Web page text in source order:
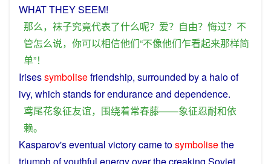
WHATTHEYSEEM!
那么， 袜子究竟代表了什么呢？ 爱？ 自由？ 悔过？ 不
管怎么说， 你可以相信他们“不像他们乍看起来那样简
单”！
Irisessymbolisefriendship, surrounded by a halo of
ivy, which standsforenduranceand dependence.
鸢尾花象征友谊， 围绕着常春藤——象征忍耐和依
赖。
Kasparov'seventual victorycame tosymbolisethe